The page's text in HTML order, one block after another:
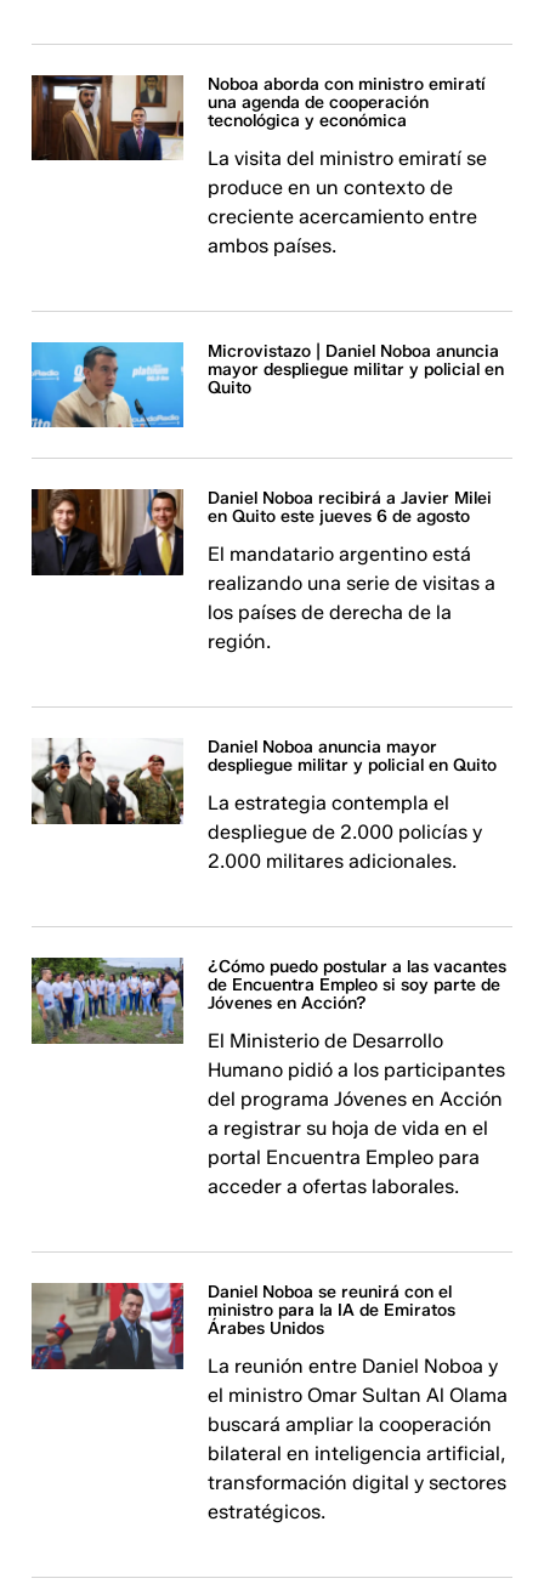
Noboa aborda con ministro emiratí
una agenda de cooperación
tecnológica y económica
La visita del ministro emiratí se
produce en un contexto de
creciente acercamiento entre
ambos países.
Microvistazo | Daniel Noboa anuncia
mayor despliegue militar y policial en
Quito
Daniel Noboa recibirá a Javier Milei
en Quito este jueves 6 de agosto
El mandatario argentino está
realizando una serie de visitas a
los países de derecha de la
región.
Daniel Noboa anuncia mayor
despliegue militar y policial en Quito
La estrategia contempla el
despliegue de 2.000 policías y
2.000 militares adicionales.
¿Cómo puedo postular a las vacantes
de Encuentra Empleo si soy parte de
Jóvenes en Acción?
El Ministerio de Desarrollo
Humano pidió a los participantes
del programa Jóvenes en Acción
a registrar su hoja de vida en el
portal Encuentra Empleo para
acceder a ofertas laborales.
Daniel Noboa se reunirá con el
ministro para la IA de Emiratos
Árabes Unidos
La reunión entre Daniel Noboa y
el ministro Omar Sultan Al Olama
buscará ampliar la cooperación
bilateral en inteligencia artificial,
transformación digital y sectores
estratégicos.